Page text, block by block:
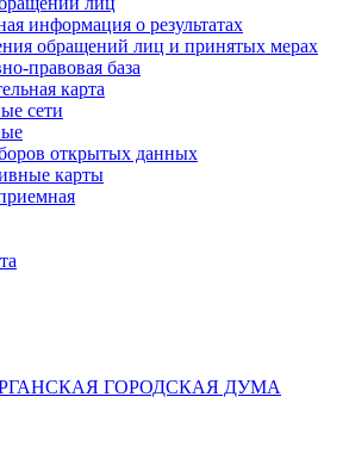
информация о результатах
обращений лиц и принятых мерах
правовая база
карта
сети
открытых данных
карты
ГОРОДСКАЯ ДУМА